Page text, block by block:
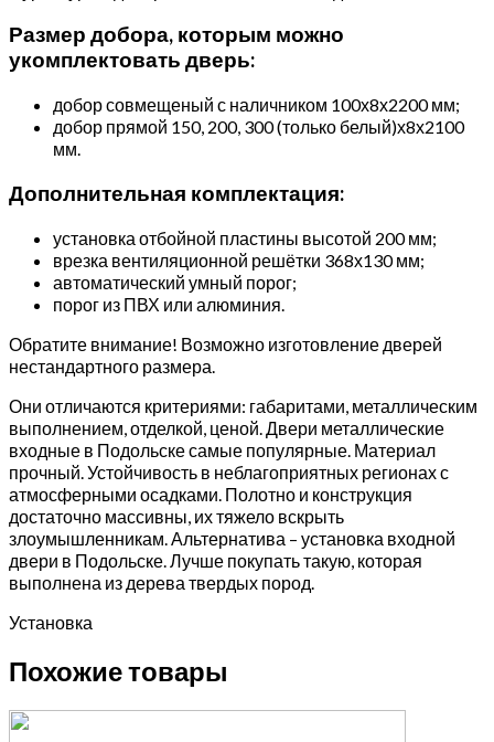
Размер добора, которым можно
укомплектовать дверь:
добор совмещеный с наличником 100х8х2200 мм;
добор прямой 150, 200, 300 (только белый)х8х2100
мм.
Дополнительная комплектация:
установка отбойной пластины высотой 200 мм;
врезка вентиляционной решётки 368х130 мм;
автоматический умный порог;
порог из ПВХ или алюминия.
Обратите внимание! Возможно изготовление дверей
нестандартного размера.
Они отличаются критериями: габаритами, металлическим
выполнением, отделкой, ценой. Двери металлические
входные в Подольске самые популярные. Материал
прочный. Устойчивость в неблагоприятных регионах с
атмосферными осадками. Полотно и конструкция
достаточно массивны, их тяжело вскрыть
злоумышленникам. Альтернатива – установка входной
двери в Подольске. Лучше покупать такую, которая
выполнена из дерева твердых пород.
Установка
Похожие товары